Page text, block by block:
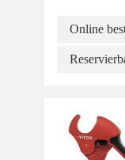
Online